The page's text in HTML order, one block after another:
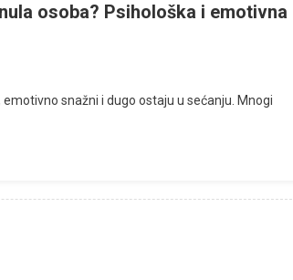
osoba? Psihološka i emotivna
snažni i dugo ostaju u sećanju. Mnogi